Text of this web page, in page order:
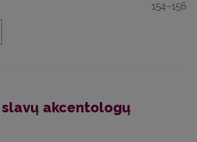
154–156
akcentologų